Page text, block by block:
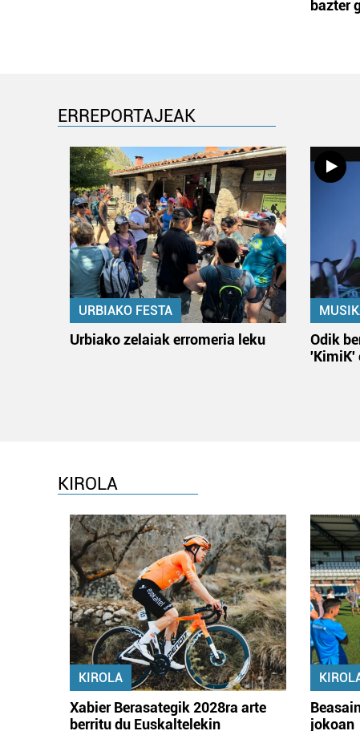
bazter
ERREPORTAJEAK
URBIAKO FESTA
Urbiako zelaiak erromeria leku
Odik
'KimiK'
KIROLA
KIROLA
Xabier Berasategik 2028ra arte
berritu du Euskaltelekin
jokoan